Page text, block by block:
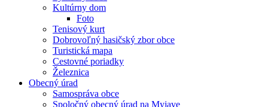
Kultúrny dom
Foto
Tenisový kurt
Dobrovoľný hasičský zbor obce
Turistická mapa
Cestovné poriadky
Železnica
Obecný úrad
Samospráva obce
Spoločný obecný úrad na Myjave